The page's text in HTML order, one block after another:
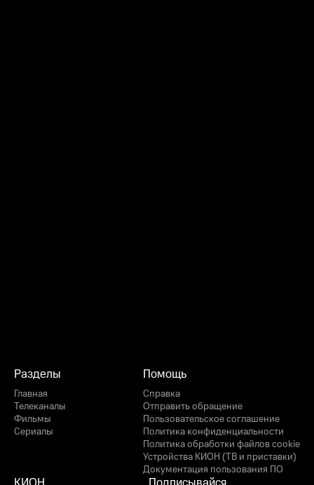
Разделы
Главная
Телеканалы
Фильмы
Сериалы
Помощь
Справка
Отправить обращение
Пользовательское соглашение
Политика конфиденциальности
Политика обработки файлов cookie
Устройства КИОН (ТВ и приставки)
Документация пользования ПО